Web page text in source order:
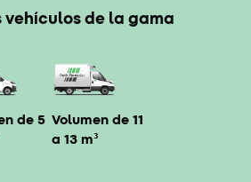
vehículos de la gama
de 5 Volumen de 11
a 13 m³